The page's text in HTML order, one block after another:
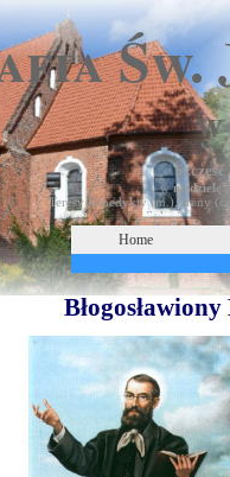
Św.
wniedzielę,
Teresy Benedykty (m.), Ireny
Solenizantom
Home